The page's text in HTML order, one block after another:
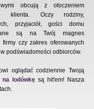
obcują z otoczeniem
klienta. Oczy rodziny,
przyjaciół, gości domu
są na Twój magnes
czy zakres oferowanych
podświadomości odbiorców.
oglądać codziennie Twoją
na lodówkę są hit'em! Nasza